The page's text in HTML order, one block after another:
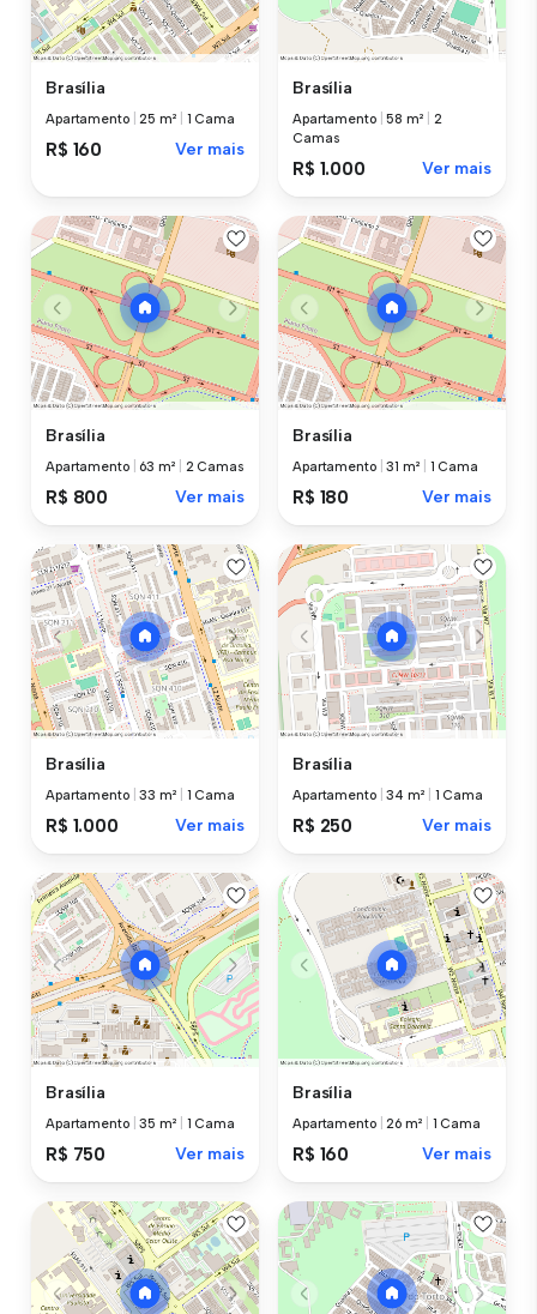
Brasília
Apartamento |25 m² 1 Cama
R$ 160 Ver mais
Brasília
Apartamento |58 m²
2
Camas
R$ 1.000 Ver mais
Brasília
Apartamento 63 m² 2 Camas
R$ 800 Ver mais
Brasília
Apartamento |31 m² 1 Cama
R$ 180 Ver mais
Brasília
Apartamento |33 m² 1 Cama
R$ 1.000 Ver mais
Brasília
Apartamento |34 m² 1 Cama
R$ 250 Ver mais
Brasília
Apartamento |35 m² 1 Cama
R$ 750 Ver mais
Brasília
Apartamento |26 m² 1 Cama
R$ 160 Ver mais